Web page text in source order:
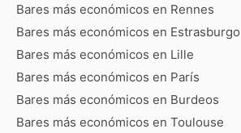
Bares más económicos en Rennes
Bares más económicos en Estrasburgo
Bares más económicos en Lille
Bares más económicos en París
Bares más económicos en Burdeos
Bares más económicos en Toulouse